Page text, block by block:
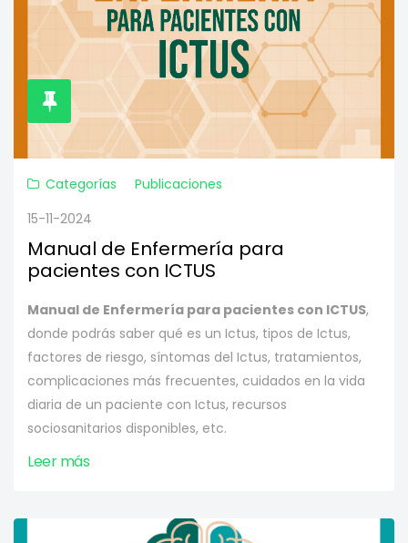
Categorías
Publicaciones
15-11-2024
Manual de Enfermería para
pacientes con ICTUS
Manual de Enfermería para pacientes con ICTUS,
donde podrás saber qué es un Ictus, tipos de Ictus,
factores de riesgo, síntomas del Ictus, tratamientos,
complicaciones más frecuentes, cuidados en la vida
diaria de un paciente con Ictus, recursos
sociosanitarios disponibles, etc.
Leer más